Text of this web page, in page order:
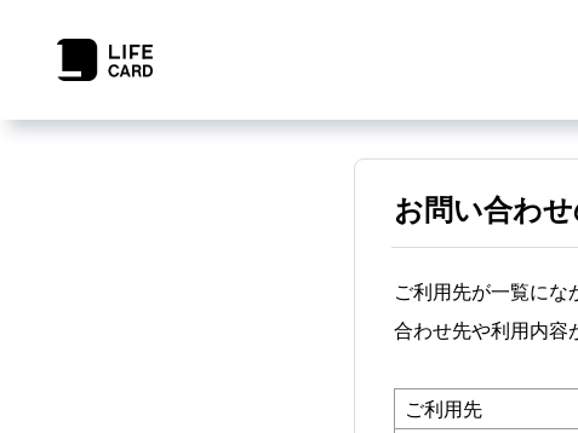
お問い合わ
ご利用先が一覧に
合わせ先や利用内容
ご利用先